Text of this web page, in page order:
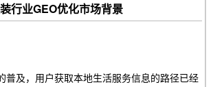
行业GEO优化市场背景
普及，用户获取本地生活服务信息的路径已经